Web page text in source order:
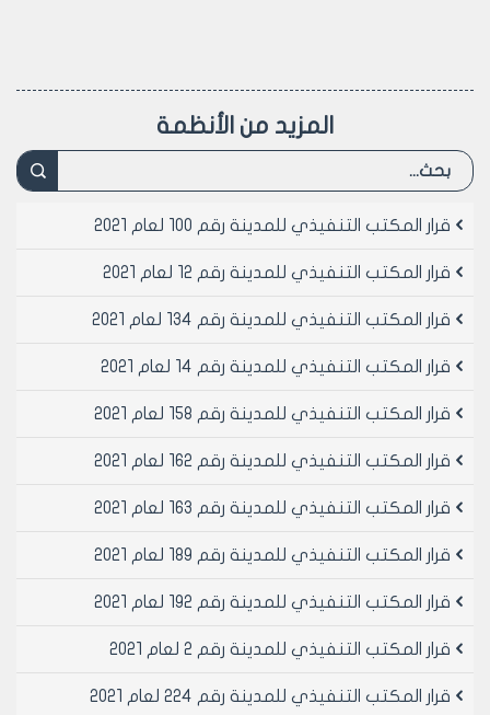
المحددة بالأحرف (آ- ب- ج- و- هـ) الواقعة على أجزاء
مشيدات عامة (ملاعب رياضية لنادي الجلاء) وذلك وفق
محتويات الاضبارة تبين أن الإجراءات على العقارين المذكورين
أعلاه قد تمت وفق التالي:
الصفة العمرانية واعلانه تحت رقم /18/1 تاريخ 30/9/1991.
28/4/1993 على قرار مجلس المدينة.
التعديل بالقرار رقم /781/ تاريخ 21/9/1993
عرض الاضبارة على لجنة القانون /10/ وتبين للجنة وفق ما
المذكورين بضمان لأحكام القانون 60 لعام 1970 واستنادا الى
الموضوع الدعوة المسجلة فهي من باب محاولة كسب
الأصول والقوانين والأنظمة الفرعية.
المزيد من الأنظمة
قرار المكتب التنفيذي للمدينة رقم 100 لعام 2021
قرار المكتب التنفيذي للمدينة رقم 12 لعام 2021
قرار المكتب التنفيذي للمدينة رقم 134 لعام 2021
قرار المكتب التنفيذي للمدينة رقم 14 لعام 2021
قرار المكتب التنفيذي للمدينة رقم 158 لعام 2021
قرار المكتب التنفيذي للمدينة رقم 162 لعام 2021
قرار المكتب التنفيذي للمدينة رقم 163 لعام 2021
قرار المكتب التنفيذي للمدينة رقم 189 لعام 2021
قرار المكتب التنفيذي للمدينة رقم 192 لعام 2021
قرار المكتب التنفيذي للمدينة رقم 2 لعام 2021
قرار المكتب التنفيذي للمدينة رقم 224 لعام 2021